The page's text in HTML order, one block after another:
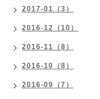
2017-01（3）
2016-12（10）
2016-11（8）
2016-10（8）
2016-09（7）